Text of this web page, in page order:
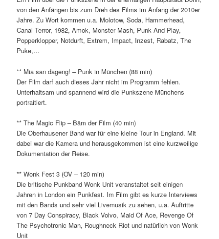
von den Anfängen bis zum Dreh des Films im Anfang der 2010er
Jahre. Zu Wort kommen u.a. Molotow, Soda, Hammerhead,
Canal Terror, 1982, Amok, Monster Mash, Punk And Play,
Popperklopper, Notdurft, Extrem, Impact, Inzest, Rabatz, The
Puke,…
** Mia san dageng! – Punk in München (88 min)
Der Film darf auch dieses Jahr nicht im Programm fehlen.
Unterhaltsam und spannend wird die Punkszene Münchens
portraitiert.
** The Magic Flip – Bäm der Film (40 min)
Die Oberhausener Band war für eine kleine Tour in England. Mit
dabei war die Kamera und herausgekommen ist eine kurzweilige
Dokumentation der Reise.
** Wonk Fest 3 (OV – 120 min)
Die britische Punkband Wonk Unit veranstaltet seit einigen
Jahren in London ein Punkfest. Im Film gibt es kurze Interviews
mit den Bands und sehr viel Livemusik zu sehen, u.a. Auftritte
von 7 Day Conspiracy, Black Volvo, Maid Of Ace, Revenge Of
The Psychotronic Man, Roughneck Riot und natürlich von Wonk
Unit